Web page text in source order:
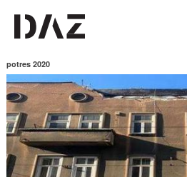
potres 2020